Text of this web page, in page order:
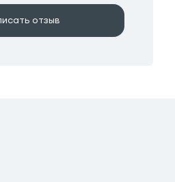
отзыв